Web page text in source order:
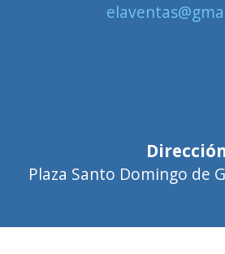
Plaza Santo Domingo de